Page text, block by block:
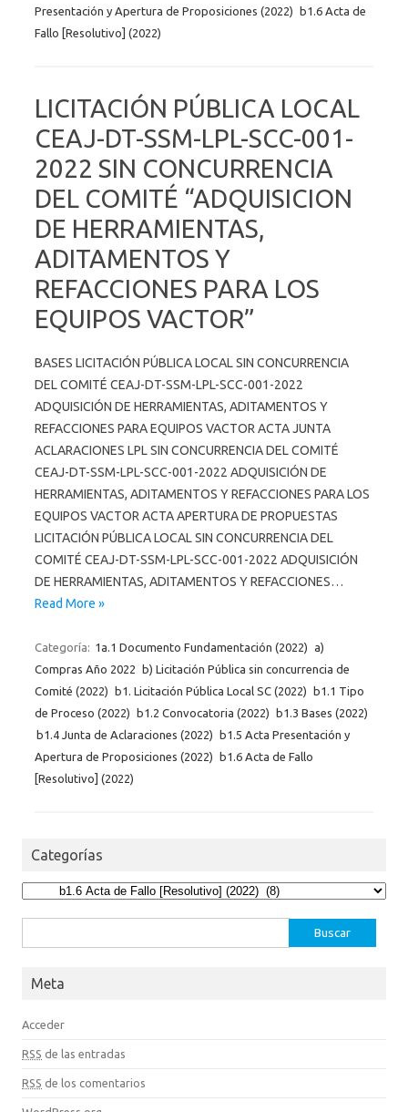
Presentación y Apertura de Proposiciones (2022) b1.6 Acta de
Fallo [Resolutivo] (2022)
LICITACIÓN PÚBLICA LOCAL
CEAJ-DT-SSM-LPL-SCC-001-
2022 SIN CONCURRENCIA
DEL COMITÉ “ADQUISICION
DE HERRAMIENTAS,
ADITAMENTOS Y
REFACCIONES PARA LOS
EQUIPOS VACTOR”
BASES LICITACIÓN PÚBLICA LOCAL SIN CONCURRENCIA
DEL COMITÉ CEAJ-DT-SSM-LPL-SCC-001-2022
ADQUISICIÓN DE HERRAMIENTAS, ADITAMENTOS Y
REFACCIONES PARA EQUIPOS VACTOR ACTA JUNTA
ACLARACIONES LPL SIN CONCURRENCIA DEL COMITÉ
CEAJ-DT-SSM-LPL-SCC-001-2022 ADQUISICIÓN DE
HERRAMIENTAS, ADITAMENTOS Y REFACCIONES PARA LOS
EQUIPOS VACTOR ACTA APERTURA DE PROPUESTAS
LICITACIÓN PÚBLICA LOCAL SIN CONCURRENCIA DEL
COMITÉ CEAJ-DT-SSM-LPL-SCC-001-2022 ADQUISICIÓN
DE HERRAMIENTAS, ADITAMENTOS Y REFACCIONES…
Read More »
Categoría: 1a.1 Documento Fundamentación (2022)
a)
Compras Año 2022 b) Licitación Pública sin concurrencia de
Comité (2022) b1. Licitación Pública Local SC (2022) b1.1 Tipo
de Proceso (2022) b1.2 Convocatoria (2022) b1.3 Bases (2022)
b1.4 Junta de Aclaraciones (2022) b1.5 Acta Presentación y
Apertura de Proposiciones (2022) b1.6 Acta de Fallo
[Resolutivo] (2022)
Categorías
Categorías
Meta
Acceder
RSS de las entradas
RSS de los comentarios